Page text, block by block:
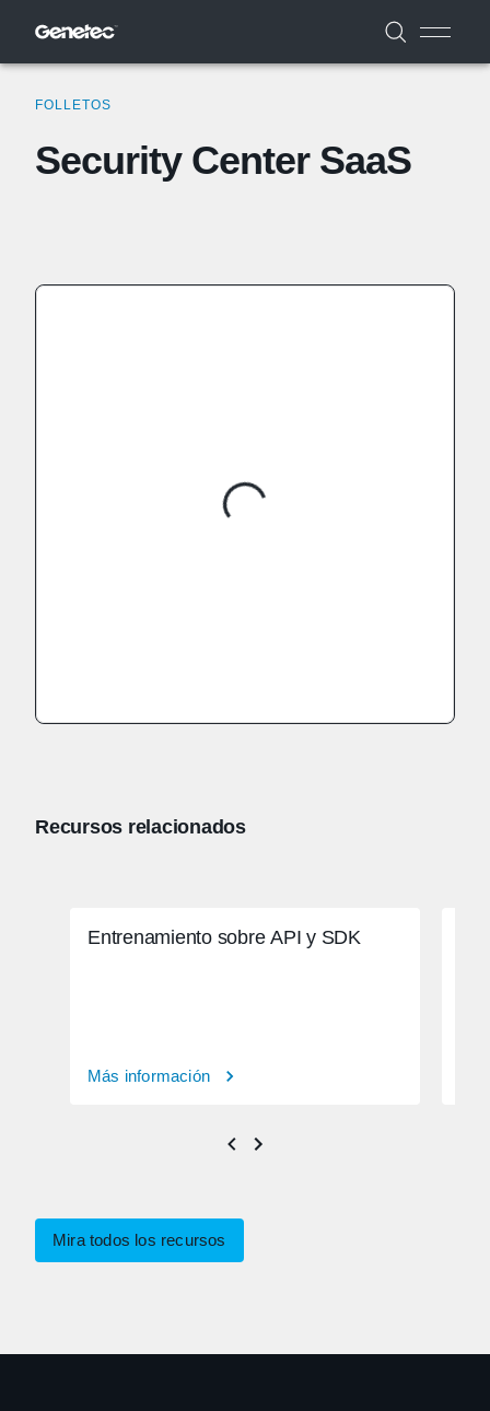
FOLLETOS
Security Center SaaS
Recursos relacionados
Entrenamiento sobre API y SDK
Más información
Mira todos los recursos